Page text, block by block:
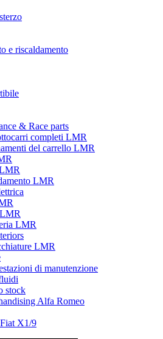
e riscaldamento
& Race parts
completi LMR
del carrello LMR
LMR
LMR
LMR
di manutenzione
stock
Alfa Romeo
X1/9